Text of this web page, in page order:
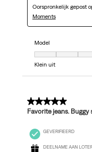
Oorspronkelijk gepost
Moments
Model
Model, 4 van 7,
Klein uit
5 van 5 sterren.
Favorite jeans. Buggy
GEVERIFIEERD
DEELNAME AAN